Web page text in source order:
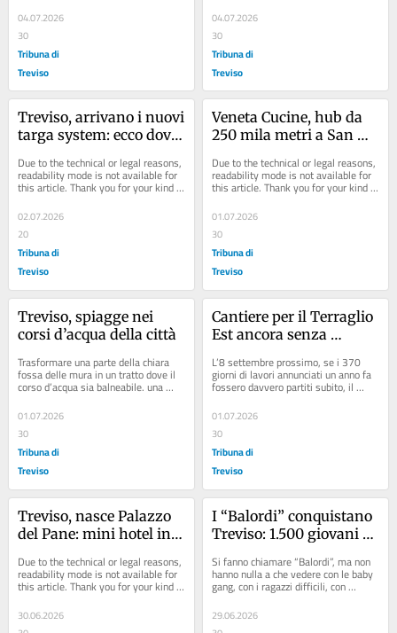
04.07.2026
30
Tribuna di
Treviso
04.07.2026
30
Tribuna di
Treviso
Treviso, arrivano i nuovi
targa system: ecco dove
Due to the technical or legal reasons,
readability mode is not available for
this article. Thank you for your kind
02.07.2026
20
Tribuna di
Treviso
Veneta Cucine, hub da
250 mila metri a San
«Più tutele per l’area»
Due to the technical or legal reasons,
readability mode is not available for
this article. Thank you for your kind
01.07.2026
30
Tribuna di
Treviso
Treviso, spiagge nei
corsi d’acqua della città
Trasformare una parte della chiara
fossa delle mura in un tratto dove il
corso d’acqua sia balneabile. una
spiaggia. Allo stesso modo altri
punti...
01.07.2026
30
Tribuna di
Treviso
Cantiere per il Terraglio
Est ancora senza
in linea
L’8 settembre prossimo, se i 370
giorni di lavori annunciati un anno fa
fossero davvero partiti subito, il
secondo stralcio del Terraglio Est
tra...
01.07.2026
30
Tribuna di
Treviso
Treviso, nasce Palazzo
del Pane: mini hotel in
Due to the technical or legal reasons,
readability mode is not available for
this article. Thank you for your kind
30.06.2026
I “Balordi” conquistano
Treviso: 1.500 giovani al
divertimento e
solidarietà
Si fanno chiamare “Balordi”, ma non
hanno nulla a che vedere con le baby
gang, con i ragazzi difficili, con
l’assenza di prospettive. Sono un...
29.06.2026